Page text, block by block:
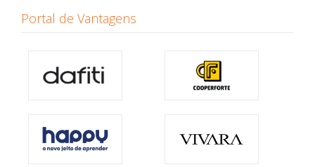
Portal de Vantagens